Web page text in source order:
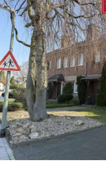
Objekt-Typ:
Haus, Reihenendhaus